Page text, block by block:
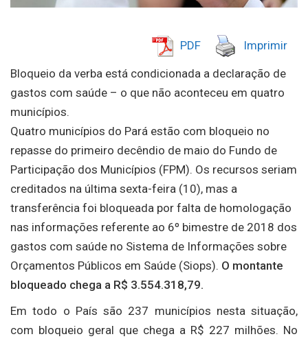
PDF Imprimir
Bloqueio da verba está condicionada a declaração de
gastos com saúde – o que não aconteceu em quatro
municípios.
Quatro municípios do Pará estão com bloqueio no
repasse do primeiro decêndio de maio do Fundo de
Participação dos Municípios (FPM). Os recursos seriam
creditados na última sexta-feira (10), mas a
transferência foi bloqueada por falta de homologação
nas informações referente ao 6º bimestre de 2018 dos
gastos com saúde no Sistema de Informações sobre
Orçamentos Públicos em Saúde (Siops). O montante
bloqueado chega a R$ 3.554.318,79.
Em todo o País são 237 municípios nesta situação,
com bloqueio geral que chega a R$ 227 milhões. No